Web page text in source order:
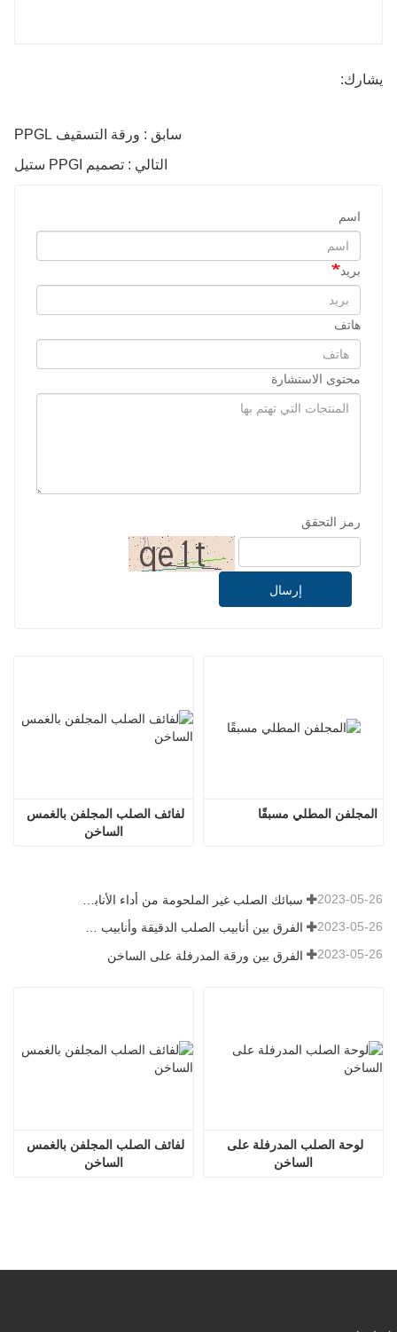
يشارك:
سابق : ورقة التسقيف PPGL
التالي : تصميم PPGI ستيل
اسم
بريد
هاتف
محتوى الاستشارة
رمز التحقق
إرسال
الساخن
المجلفن المطلي مسبقًا
2023-05-26
الفرق بين أنابيب الصلب الدقيقة وأنابيب الصلب غير الملحومة 2023-05-26
الفرق بين ورقة المدرفلة على الساخن 2023-05-26
الساخن
الساخن